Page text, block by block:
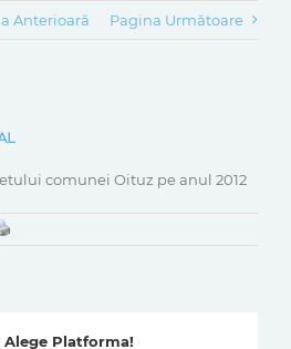
Anterioară Pagina Următoare
comunei Oituz pe anul 2012
Alege Platforma!